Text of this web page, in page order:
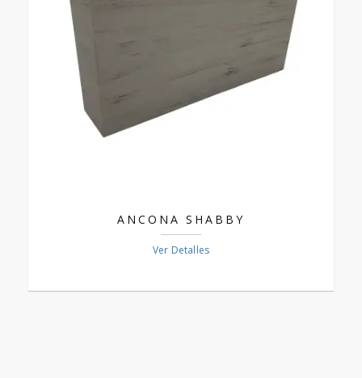
ANCONA SHABBY
Ver Detalles